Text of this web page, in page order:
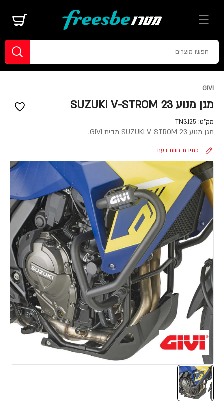
GIVI
מגן מנוע SUZUKI V-STROM 23
מק"ט: TN3125
מגן מנוע SUZUKI V-STROM 23 מבית GIVI.
כתיבת חוות דעת